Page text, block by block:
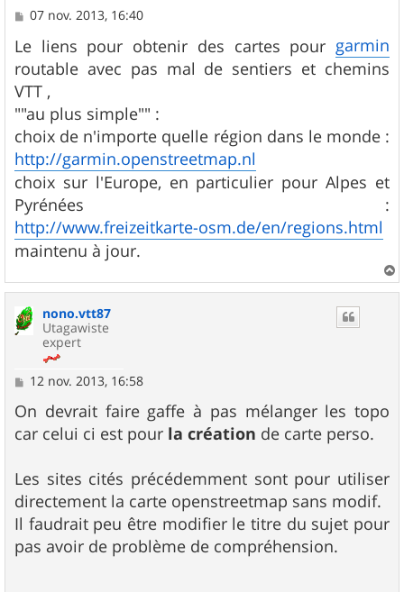
M
s
s
a
g
e
07 nov. 2013, 16:40
Le liens pour obtenir des cartes pour garmin
routable avec pas mal de sentiers et chemins
VTT ,
""au plus simple"" :
choix de n'importe quelle région dans le monde :
http://garmin.openstreetmap.nl
choix sur l'Europe, en particulier pour Alpes et
Pyrénées :
http://www.freizeitkarte-osm.de/en/regions.html
maintenu à jour.
a
nono.vtt87
Utagawiste
expert
M
s
s
a
12 nov. 2013, 16:58
On devrait faire gaffe à pas mélanger les topo
car celui ci est pour la création de carte perso.
Les sites cités précédemment sont pour utiliser
directement la carte openstreetmap sans modif.
Il faudrait peu être modifier le titre du sujet pour
pas avoir de problème de compréhension.